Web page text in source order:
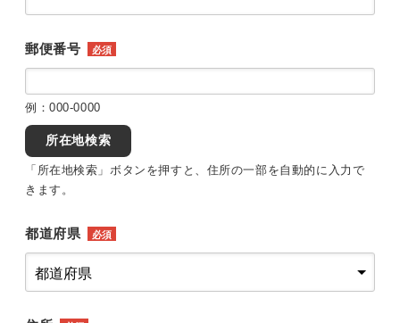
郵便番号 必須
例：000-0000
所在地検索
「所在地検索」ボタンを押すと、住所の一部を自動的に入力で
きます。
都道府県 必須